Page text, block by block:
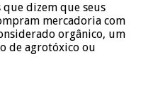
dizem que seus
mercadoria com
orgânico, um
de agrotóxico ou